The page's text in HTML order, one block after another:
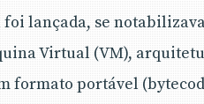
foi lançada, se
Virtual (VM),
formato portável